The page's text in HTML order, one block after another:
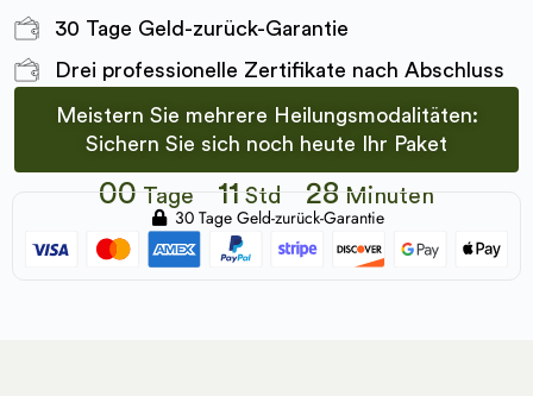
30 Tage Geld-zurück-Garantie
Drei professionelle Zertifikate nach Abschluss
Meistern Sie mehrere Heilungsmodalitäten:
Sichern Sie sich noch heute Ihr Paket
00 Tage 11 Std 28 Minuten
30 Tage Geld-zurück-Garantie